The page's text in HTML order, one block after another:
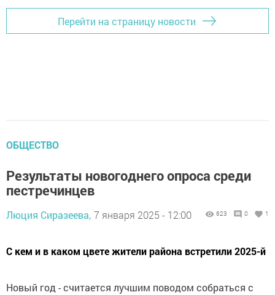
Перейти на страницу новости
ОБЩЕСТВО
Результаты новогоднего опроса среди
пестречинцев
Люция Сиразеева, 7 января 2025 - 12:00 623 0 1
С кем и в каком цвете жители района встретили 2025-й
Новый год - считается лучшим поводом собраться с